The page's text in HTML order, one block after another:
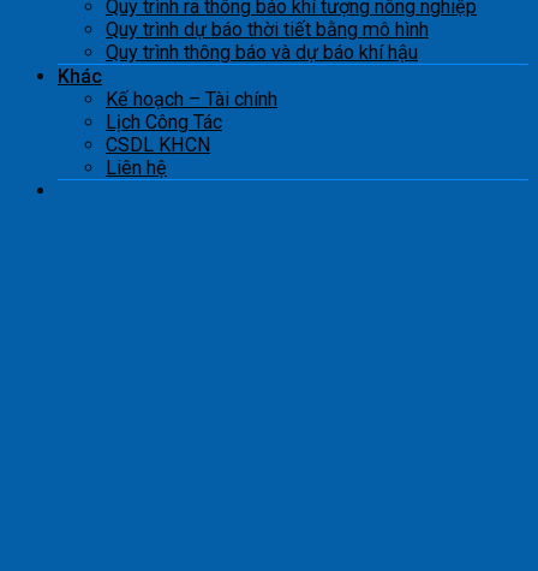
Quy trình ra thông báo khí tượng nông nghiệp
Quy trình dự báo thời tiết bằng mô hình
Quy trình thông báo và dự báo khí hậu
Khác
Kế hoạch – Tài chính
Lịch Công Tác
CSDL KHCN
Liên hệ